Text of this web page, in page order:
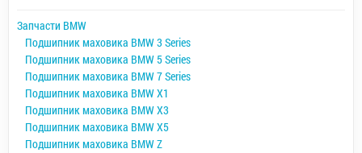
Запчасти BMW
Подшипник маховика BMW 3 Series
Подшипник маховика BMW 5 Series
Подшипник маховика BMW 7 Series
Подшипник маховика BMW X1
Подшипник маховика BMW X3
Подшипник маховика BMW X5
Подшипник маховика BMW Z